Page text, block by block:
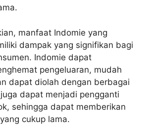
manfaat Indomie yang
dampak yang signifikan bagi
Indomie dapat
pengeluaran, mudah
dapat diolah dengan berbagai
dapat menjadi pengganti
sehingga dapat memberikan
cukup lama.